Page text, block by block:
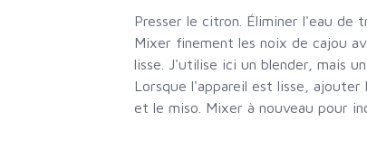
Presser le citron. Éliminer l'eau de
Mixer finement les noix de cajou
lisse. J'utilise ici un blender, mais
Lorsque l'appareil est lisse,
et le miso. Mixer à nouveau pour